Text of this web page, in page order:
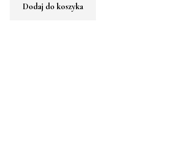
Dodaj do koszyka